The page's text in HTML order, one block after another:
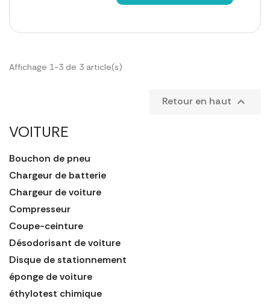
VOITURE
Bouchon de pneu
Chargeur de batterie
Chargeur de voiture
Compresseur
Coupe-ceinture
Désodorisant de voiture
Disque de stationnement
éponge de voiture
éthylotest chimique
Affichage 1-3 de 3 article(s)
Retour en haut 